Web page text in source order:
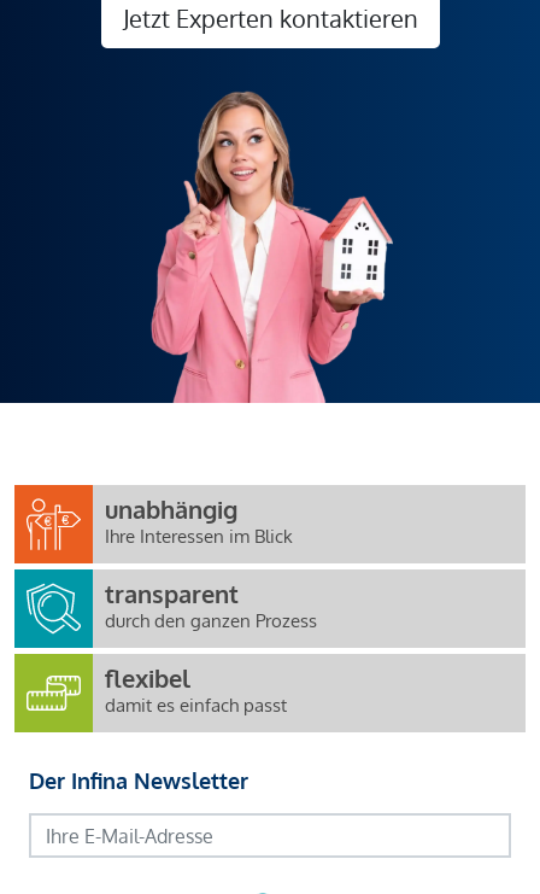
Jetzt Experten kontaktieren
unabhängig
Ihre Interessen im Blick
transparent
durch den ganzen Prozess
flexibel
damit es einfach passt
Der Infina Newsletter